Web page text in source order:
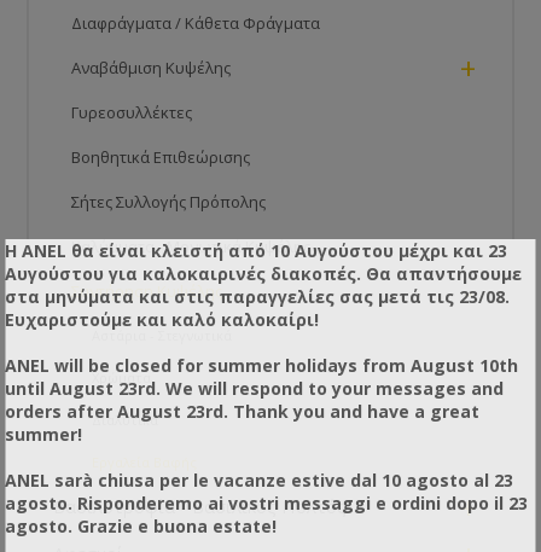
Διαφράγματα / Κάθετα Φράγματα
Αναβάθμιση Κυψέλης +
Γυρεοσυλλέκτες
Βοηθητικά Επιθεώρισης
Σήτες Συλλογής Πρόπολης
Καλύμματα - Μονωτικά Κυψέλης
Συντήρηση Κυψέλης -
Αστάρια - Στεγνωτικά
Χρώματα
Διαλυτικά
Βασιλοτροφία - Βασιλικός Πολτός +
Η ANEL θα είναι κλειστή από 10 Αυγούστου μέχρι και 23
Αυγούστου για καλοκαιρινές διακοπές. Θα απαντήσουμε
στα μηνύματα και στις παραγγελίες σας μετά τις 23/08.
Ευχαριστούμε και καλό καλοκαίρι!
ANEL will be closed for summer holidays from August 10th
until August 23rd. We will respond to your messages and
orders after August 23rd. Thank you and have a great
summer!
ANEL sarà chiusa per le vacanze estive dal 10 agosto al 23
agosto. Risponderemo ai vostri messaggi e ordini dopo il 23
agosto. Grazie e buona estate!